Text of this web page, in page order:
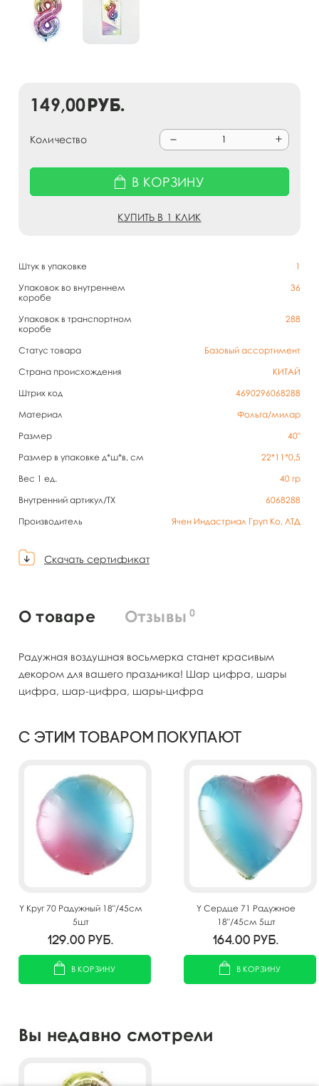
Штук в упаковке
1
Упаковок во внутреннем
коробе
36
Упаковок в транспортном
коробе
288
Статус товара
Базовый ассортимент
Страна происхождения
КИТАЙ
Штрих код
4690296068288
Материал
Фольга/милар
Размер
40"
Размер в упаковке д*ш*в, см
22*11*0,5
Вес 1 ед.
40 гр
Внутренний артикул/TX
6068288
Производитель
Ячен Индастриал Груп Ко, ЛТД
Скачать сертификат
149,00руб.
Количество
В КОРЗИНУ
КУПИТЬ В 1 КЛИК
О товаре Отзывы 0
Радужная воздушная восьмерка станет красивым
декором для вашего праздника! Шар цифра, шары
цифра, шар-цифра, шары-цифра
С этим товаром покупают
Y Круг 70 Радужный 18"/45см
5шт
129.00 руб.
В КОРЗИНУ
Y Сердце 71 Радужное
18"/45см 5шт
164.00 руб.
В КОРЗИНУ
Вы недавно смотрели